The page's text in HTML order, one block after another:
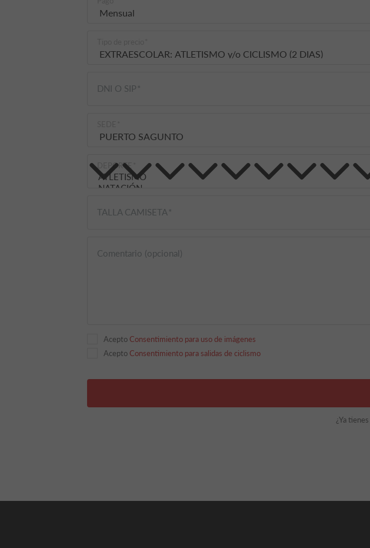
DNI O SIP
DEPORTE
TALLA CAMISETA
Comentario (opcional)
Acepto Consentimiento para uso de imágenes
Acepto Consentimiento para salidas de ciclismo
¿Ya